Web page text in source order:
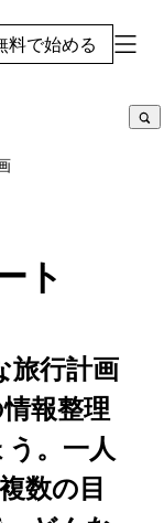
で始める
ト
旅行計画
報整理
。一人
数の目